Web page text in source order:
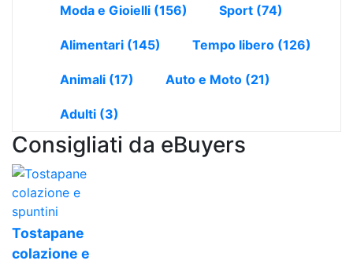
Moda e Gioielli (156) Sport (74)
Alimentari (145) Tempo libero (126)
Animali (17) Auto e Moto (21)
Adulti (3)
Consigliati da eBuyers
Tostapane
colazione e